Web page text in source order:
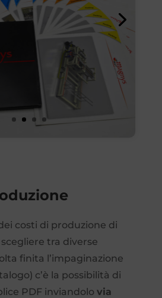
costi di produzione di
tra diverse
finita l’impaginazione
c’è la possibilità di
PDF inviandolo via